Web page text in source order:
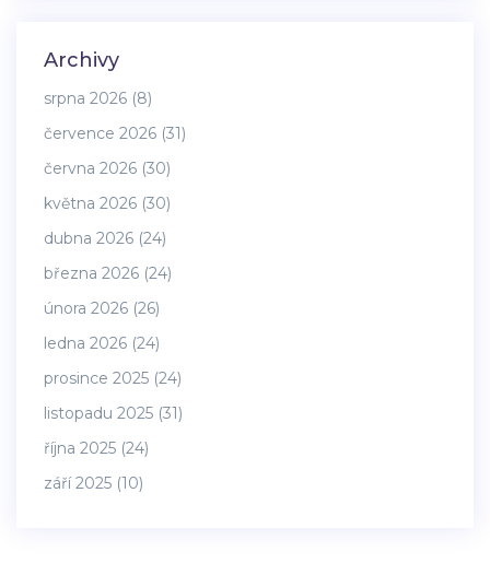
Archivy
srpna 2026 (8)
července 2026 (31)
června 2026 (30)
května 2026 (30)
dubna 2026 (24)
března 2026 (24)
února 2026 (26)
ledna 2026 (24)
prosince 2025 (24)
listopadu 2025 (31)
října 2025 (24)
září 2025 (10)